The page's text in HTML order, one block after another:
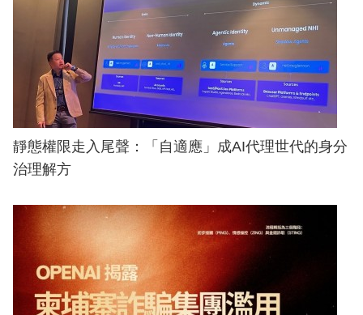
靜態權限走入尾聲：「自適應」成AI代理世代的身分
治理解方